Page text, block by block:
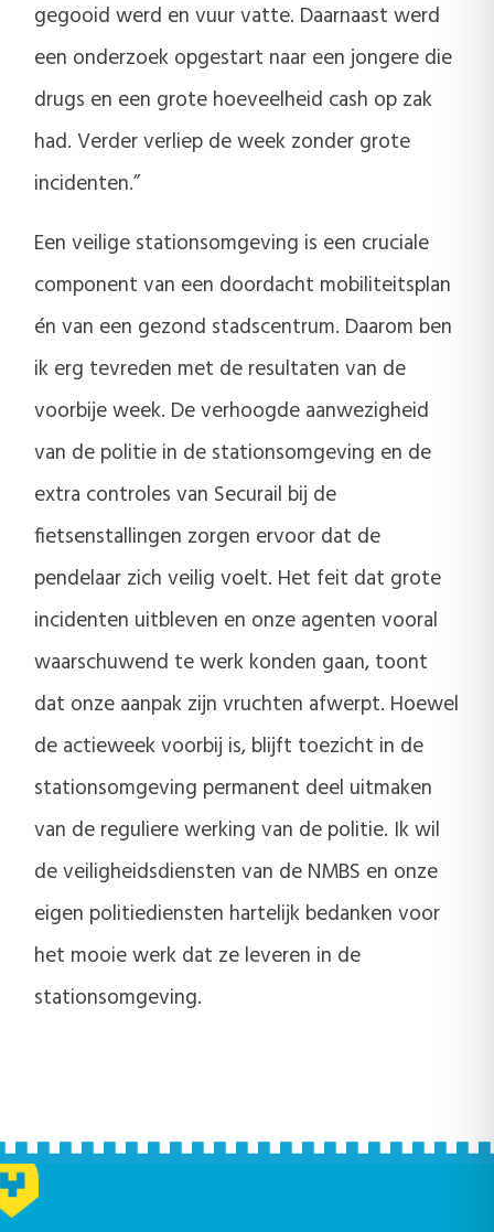
gegooid werd en vuur vatte. Daarnaast werd
een onderzoek opgestart naar een jongere die
drugs en een grote hoeveelheid cash op zak
had. Verder verliep de week zonder grote
incidenten.”
Een veilige stationsomgeving is een cruciale
component van een doordacht mobiliteitsplan
én van een gezond stadscentrum. Daarom ben
ik erg tevreden met de resultaten van de
voorbije week. De verhoogde aanwezigheid
van de politie in de stationsomgeving en de
extra controles van Securail bij de
fietsenstallingen zorgen ervoor dat de
pendelaar zich veilig voelt. Het feit dat grote
incidenten uitbleven en onze agenten vooral
waarschuwend te werk konden gaan, toont
dat onze aanpak zijn vruchten afwerpt. Hoewel
de actieweek voorbij is, blijft toezicht in de
stationsomgeving permanent deel uitmaken
van de reguliere werking van de politie. Ik wil
de veiligheidsdiensten van de NMBS en onze
eigen politiediensten hartelijk bedanken voor
het mooie werk dat ze leveren in de
stationsomgeving.